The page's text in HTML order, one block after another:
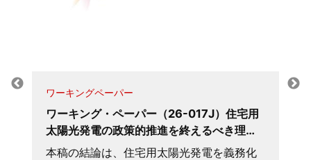
ワーキングペーパー
ワーキング・ペーパー（26-017J）住宅用
太陽光発電の政策的推進を終えるべき理…
本稿の結論は、住宅用太陽光発電を義務化